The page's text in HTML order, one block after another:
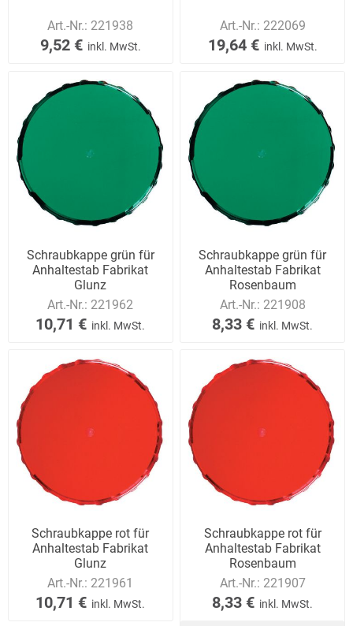
Art.-Nr.: 221938
9,52 € inkl. MwSt.
Art.-Nr.: 222069
19,64 € inkl. MwSt.
Schraubkappe grün für
Anhaltestab Fabrikat
Glunz
Art.-Nr.: 221962
10,71 € inkl. MwSt.
Schraubkappe grün für
Anhaltestab Fabrikat
Rosenbaum
Art.-Nr.: 221908
8,33 € inkl. MwSt.
Schraubkappe rot für
Anhaltestab Fabrikat
Glunz
Art.-Nr.: 221961
10,71 € inkl. MwSt.
Schraubkappe rot für
Anhaltestab Fabrikat
Rosenbaum
Art.-Nr.: 221907
8,33 € inkl. MwSt.